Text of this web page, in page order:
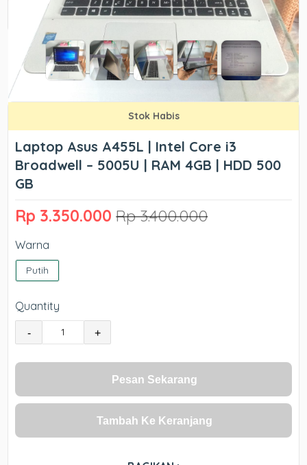
Stok Habis
Laptop Asus A455L | Intel Core i3
Broadwell – 5005U | RAM 4GB | HDD 500
GB
Rp 3.350.000 Rp 3.400.000
Warna
Putih
Quantity
- +
Pesan Sekarang
Tambah Ke Keranjang